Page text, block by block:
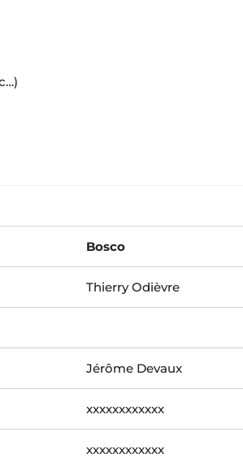
Bosco
Thierry Odièvre
Jérôme Devaux
xxxxxxxxxxxx
xxxxxxxxxxxx